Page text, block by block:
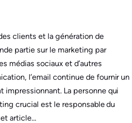
clients et la génération de
partie sur le marketing par
médias sociaux et d’autres
l’email continue de fournir un
impressionnant. La personne qui
crucial est le responsable du
article…